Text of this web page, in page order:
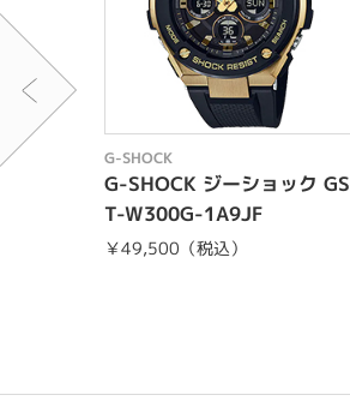
G-SHOCK
G-SHOCK ジーショック GS
T-W300G-1A9JF
￥49,500（税込）